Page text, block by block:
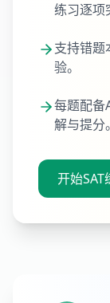
练习逐项
支持错题
验。
每题配备
解与提分。
开始SAT